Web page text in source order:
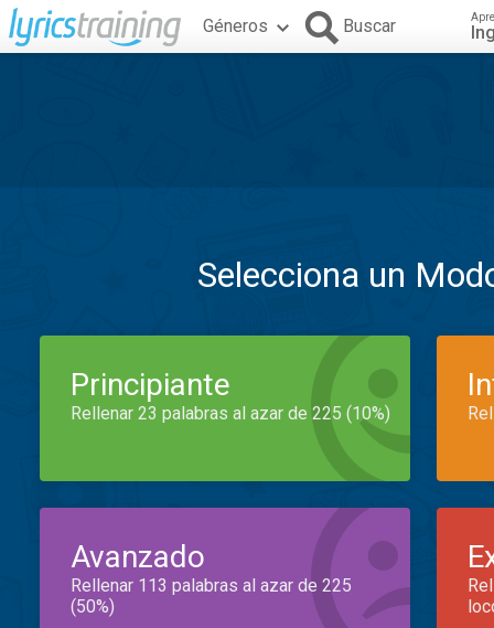
Géneros Buscar
Selecciona un
Principiante
Rellenar 23 palabras al azar de 225 (10%)
Avanzado
Rellenar 113 palabras al azar de 225
(50%)